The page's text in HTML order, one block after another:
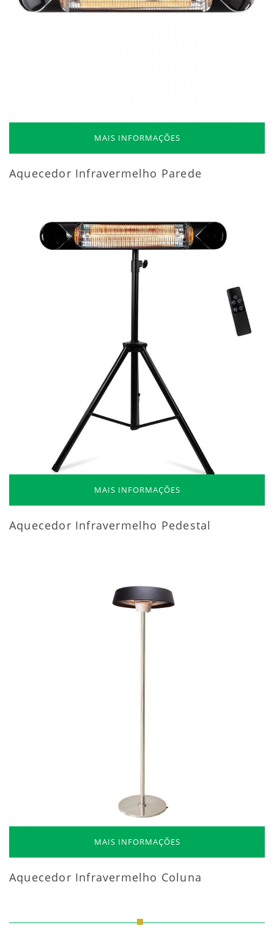
MAIS INFORMAÇÕES
Aquecedor Infravermelho Parede
MAIS INFORMAÇÕES
Aquecedor Infravermelho Pedestal
MAIS INFORMAÇÕES
Aquecedor Infravermelho Coluna